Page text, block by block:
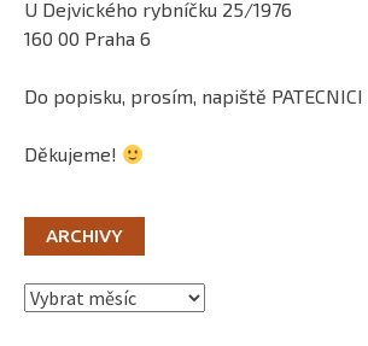
U Dejvického rybníčku 25/1976
160 00 Praha 6
Do popisku, prosím, napiště PATECNICI
Děkujeme!
ARCHIVY
Archivy